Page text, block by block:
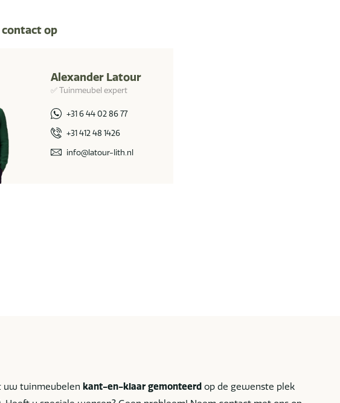
op
Alexander Latour
✅ Tuinmeubel expert
+31 6 44 02 86 77
+31 412 48 1426
info@latour-lith.nl
uw tuinmeubelen kant-en-klaar gemonteerd op de gewenste plek